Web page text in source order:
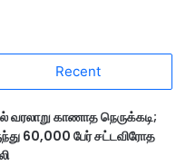
Recent
வரலாறு காணாத நெருக்கடி;
60,000 பேர் சட்டவிரோத